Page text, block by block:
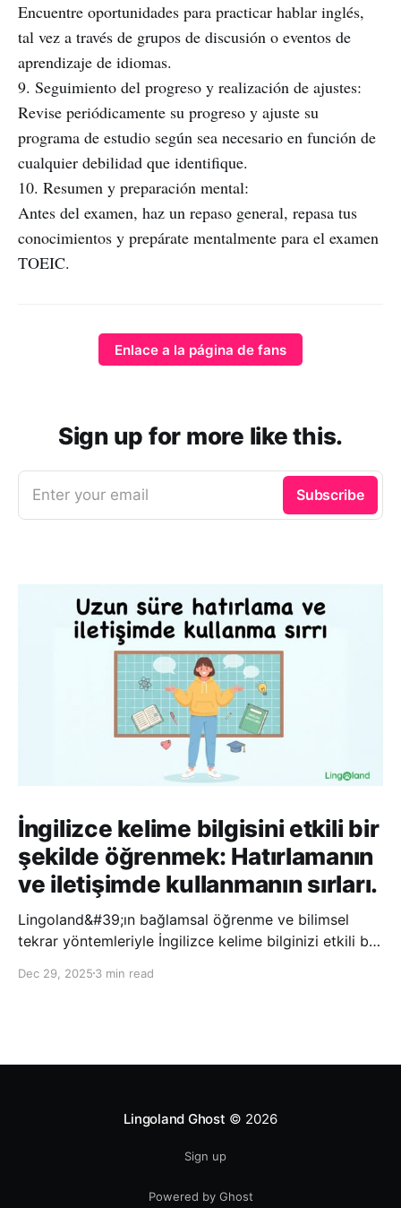
Encuentre oportunidades para practicar hablar inglés,
tal vez a través de grupos de discusión o eventos de
aprendizaje de idiomas.
9. Seguimiento del progreso y realización de ajustes:
Revise periódicamente su progreso y ajuste su
programa de estudio según sea necesario en función de
cualquier debilidad que identifique.
10. Resumen y preparación mental:
Antes del examen, haz un repaso general, repasa tus
conocimientos y prepárate mentalmente para el examen
TOEIC.
Enlace a la página de fans
Sign up for more like this.
Enter your email Subscribe
İngilizce kelime bilgisini etkili bir
şekilde öğrenmek: Hatırlamanın
ve iletişimde kullanmanın sırları.
Lingoland&#39;ın bağlamsal öğrenme ve bilimsel
tekrar yöntemleriyle İngilizce kelime bilginizi etkili bir
hatırlayabilir ve daha doğal bir şekilde iletişim
Dec 29, 2025 3 min read
Lingoland Ghost © 2026
Sign up
Powered by Ghost